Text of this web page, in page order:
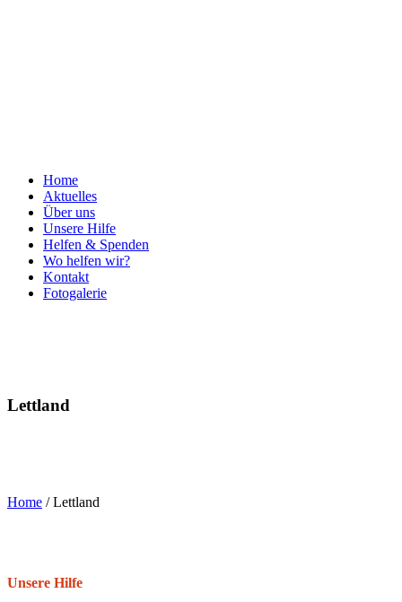
Home
Aktuelles
Über uns
Unsere Hilfe
Helfen & Spenden
Wo helfen wir?
Kontakt
Fotogalerie
Lettland
Home /Lettland
Unsere Hilfe